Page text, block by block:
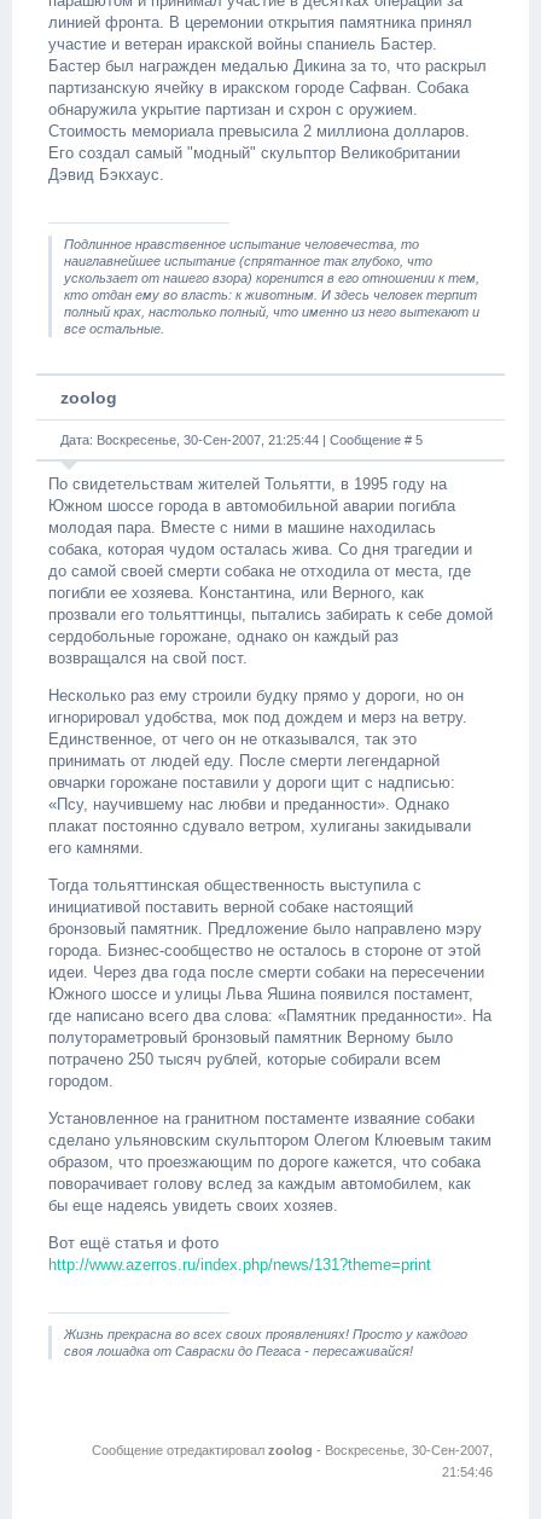
линией фронта. В церемонии открытия памятника принял
участие и ветеран иракской войны спаниель Бастер.
Бастер был награжден медалью Дикина за то, что раскрыл
партизанскую ячейку в иракском городе Сафван. Собака
обнаружила укрытие партизан и схрон с оружием.
Стоимость мемориала превысила 2 миллиона долларов.
Его создал самый "модный" скульптор Великобритании
Дэвид Бэкхаус.
Подлинное нравственное испытание человечества, то
наиглавнейшее испытание (спрятанное так глубоко, что
ускользает от нашего взора) коренится в его отношении к тем,
кто отдан ему во власть: к животным. И здесь человек терпит
полный крах, настолько полный, что именно из него вытекают и
все остальные.
zoolog
Дата: Воскресенье, 30-Сен-2007, 21:25:44 | Сообщение # 5
По свидетельствам жителей Тольятти, в 1995 году на
Южном шоссе города в автомобильной аварии погибла
молодая пара. Вместе с ними в машине находилась
собака, которая чудом осталась жива. Со дня трагедии и
до самой своей смерти собака не отходила от места, где
погибли ее хозяева. Константина, или Верного, как
прозвали его тольяттинцы, пытались забирать к себе домой
сердобольные горожане, однако он каждый раз
возвращался на свой пост.
Несколько раз ему строили будку прямо у дороги, но он
игнорировал удобства, мок под дождем и мерз на ветру.
Единственное, от чего он не отказывался, так это
принимать от людей еду. После смерти легендарной
овчарки горожане поставили у дороги щит с надписью:
«Псу, научившему нас любви и преданности». Однако
плакат постоянно сдувало ветром, хулиганы закидывали
его камнями.
Тогда тольяттинская общественность выступила с
инициативой поставить верной собаке настоящий
бронзовый памятник. Предложение было направлено мэру
города. Бизнес-сообщество не осталось в стороне от этой
идеи. Через два года после смерти собаки на пересечении
Южного шоссе и улицы Льва Яшина появился постамент,
где написано всего два слова: «Памятник преданности». На
полутораметровый бронзовый памятник Верному было
потрачено 250 тысяч рублей, которые собирали всем
городом.
Установленное на гранитном постаменте изваяние собаки
сделано ульяновским скульптором Олегом Клюевым таким
образом, что проезжающим по дороге кажется, что собака
поворачивает голову вслед за каждым автомобилем, как
бы еще надеясь увидеть своих хозяев.
Вот ещё статья и фото
http://www.azerros.ru/index.php/news/131?theme=print
Жизнь прекрасна во всех своих проявлениях! Просто у каждого
своя лошадка от Савраски до Пегаса - пересаживайся!
Сообщение отредактировал zoolog - Воскресенье, 30-Сен-2007,
21:54:46